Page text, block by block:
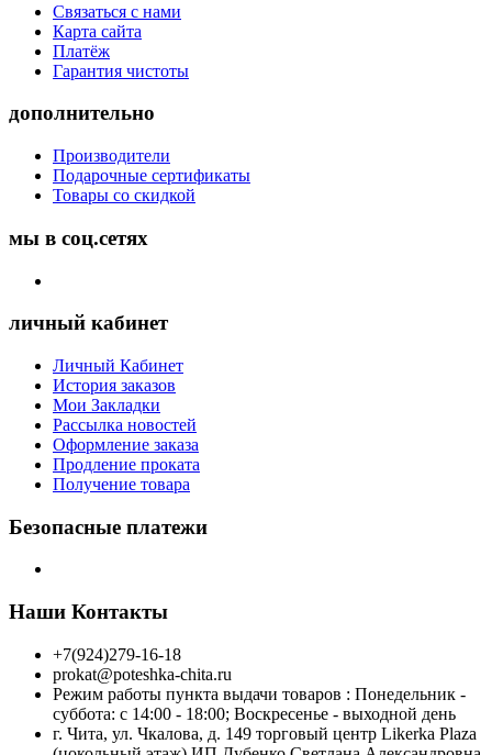
Связаться с нами
Карта сайта
Платёж
Гарантия чистоты
дополнительно
Производители
Подарочные сертификаты
Товары со скидкой
мы в соц.сетях
личный кабинет
Личный Кабинет
История заказов
Мои Закладки
Рассылка новостей
Оформление заказа
Продление проката
Получение товара
Безопасные платежи
Наши Контакты
+7(924)279-16-18
prokat@poteshka-chita.ru
Режим работы пункта выдачи товаров : Понедельник -
суббота: с 14:00 - 18:00; Воскресенье - выходной день
г. Чита, ул. Чкалова, д. 149 торговый центр Likerka Plaza